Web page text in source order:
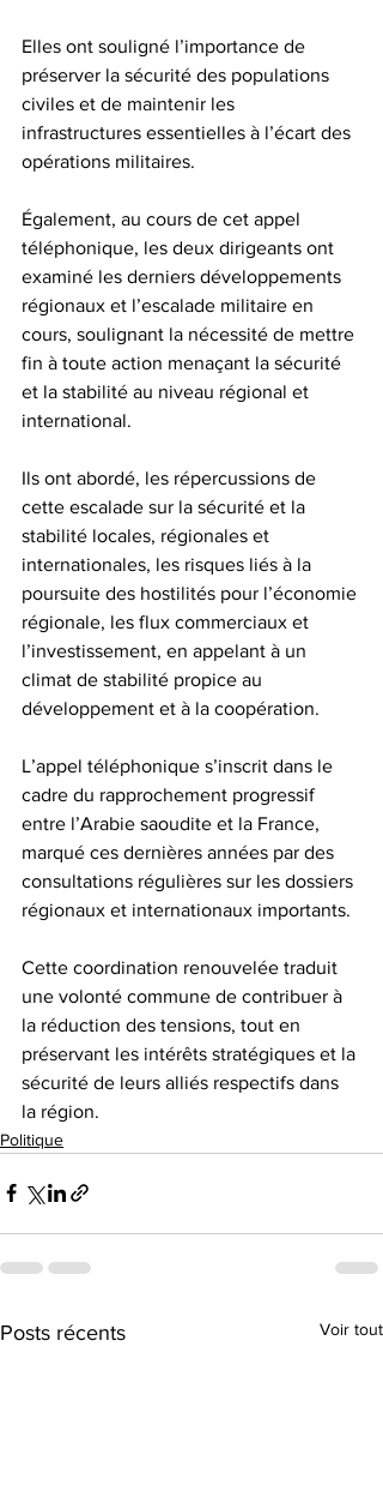
Elles ont souligné l’importance de
préserver la sécurité des populations
civiles et de maintenir les
infrastructures essentielles à l’écart des
opérations militaires.
Également, au cours de cet appel
téléphonique, les deux dirigeants ont
examiné les derniers développements
régionaux et l’escalade militaire en
cours, soulignant la nécessité de mettre
fin à toute action menaçant la sécurité
et la stabilité au niveau régional et
international.
Ils ont abordé, les répercussions de
cette escalade sur la sécurité et la
stabilité locales, régionales et
internationales, les risques liés à la
poursuite des hostilités pour l’économie
régionale, les flux commerciaux et
l’investissement, en appelant à un
climat de stabilité propice au
développement et à la coopération.
L’appel téléphonique s’inscrit dans le
cadre du rapprochement progressif
entre l’Arabie saoudite et la France,
marqué ces dernières années par des
consultations régulières sur les dossiers
régionaux et internationaux importants.
Cette coordination renouvelée traduit
une volonté commune de contribuer à
la réduction des tensions, tout en
préservant les intérêts stratégiques et la
sécurité de leurs alliés respectifs dans
la région.
Politique
Posts récents Voir tout